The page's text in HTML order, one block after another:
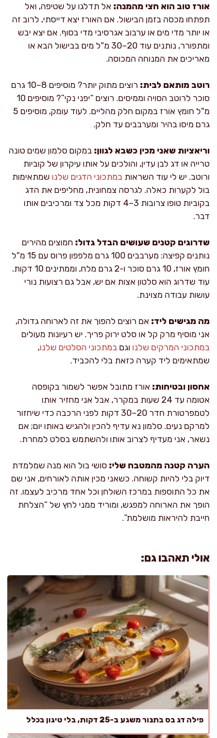
אורז טוב הוא חצי מהמנה: אל תדלגו על שטיפה, ואל
תפתחו מכסה בזמן הבישול. אם האורז יצא דייסתי, לרוב זה
או יותר מדי מים או ערבוב אגרסיבי מדי בסוף. אם יצא יבש
ומתפורר, נותנים עוד 20–30 מ"ל מים בבישול הבא או
מאריכים את המנוחה המכוסה.
רוטב מותאם לבית:
רוצים מתוק יותר? מוסיפים 8–10 גרם
סוכר לרוטב הסויה וממיסים. רוצים “יפני נקי”? מוסיפים 10
מ"ל חומץ אורז במקום חלק מהליים. לעוד עומק, מוסיפים 5
גרם מיסו בהיר ומערבבים עד חלק.
וריאציות שאני מכין כשבא לגוון: במקום סלמון שמים טונה
טרייה או דג לבן עדין, והולכים על אותו עיקרון של קוביות
ורוטב. יש לי עוד השראות במתכוני הדגים שלנו שמתאימות
בול לקערות כאלה. לגרסה צמחונית, מחליפים את הדג
בקוביות טופו צרובות 3–4 דקות מכל צד ומרכיבים אותו
דבר.
שדרוגים קטנים שעושים הבדל גדול: חמוצים מהירים
נותנים קפיצה: מערבבים 100 גרם מלפפון פרוס עם 15 מ"ל
חומץ אורז, 10 גרם סוכר ו-2 גרם מלח, וממתינים 10 דקות.
עוד שדרוג הוא סלטון אצות אם יש, אבל גם רצועות נורי
עושות עבודה מצוינת.
מה מגישים ליד: אם רוצים להפוך את זה לארוחה גדולה,
אני מוסיף מרק קל או סלט ירוק פריך. יש רעיונות מעולים
במתכוני המרקים שלנו וגם במתכוני הסלטים שלנו,
שמתאימים ליד קערה כזאת בלי להכביד.
אחסון ובטיחות: אורז מתובל אפשר לשמור בקופסה
אטומה עד 24 שעות במקרר, אבל אני מחזיר אותו
לטמפרטורת חדר 20–30 דקות לפני הרכבה כדי שיחזור
למרקם נעים. סלמון נא עדיף להכין ולהגיש באותו יום; אם
נשאר, אני מעדיף לצרוב אותו ולהשתמש בסלט למחרת.
הערה קטנה מהמטבח שלי: סושי בול הוא מנה שמלמדת
דיוק בלי להיות קשוחה. כשאני מכין אותה לאורחים, אני שם
את כל התוספות במרכז השולחן וכל אחד מרכיב לעצמו. זה
הופך את הארוחה למפגש, ומוריד ממני לחץ של “הצלחת
חייבת להיראות מושלמת”.
אולי תאהבו גם:
פילה דג בס בתנור משגע ב-25 דקות, בלי טיגון בכלל